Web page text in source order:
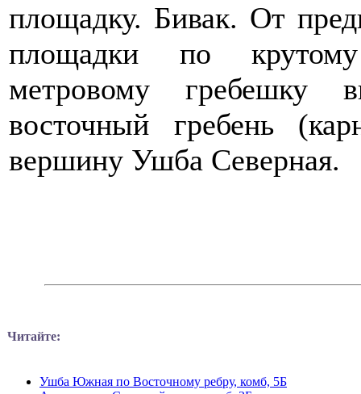
площадку. Бивак. От
площадки по
метровому гребешку
восточный гребень
вершину Ушба Северная.
Читайте:
Ушба Южная по Восточному ребру, комб, 5Б